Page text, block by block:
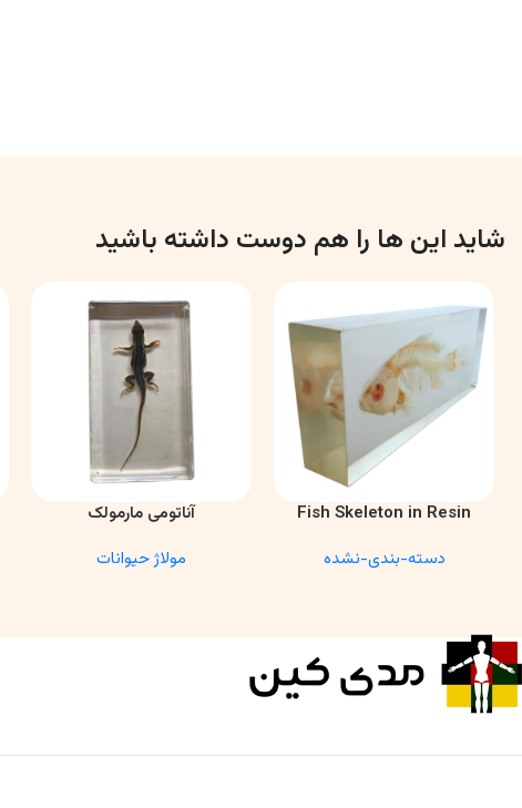
شاید این ها را هم دوست داشته باشید
اطلاعات بیشتر
Fish Skeleton in Resin
Anatomy Specimen
دسته-بندی-نشده
اطلاعات بیشترآناتومی مارمولک
مولاژ حیوانات